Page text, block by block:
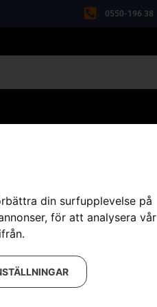
din surfupplevelse på
för att analysera vår
0550-196 38